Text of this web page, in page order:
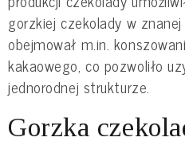
gorzkiej czekolady w
obejmował m.in.
kakaowego, co pozwoliło
jednorodnej strukturze.
Gorzka